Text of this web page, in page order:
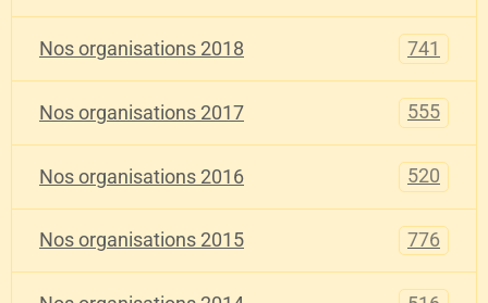
Nos organisations 2018 741
Nos organisations 2017 555
Nos organisations 2016 520
Nos organisations 2015 776